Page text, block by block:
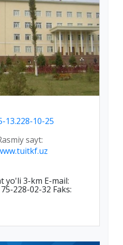
13.228-10-25
sayt:
yo'li 3-km E-mail:
228-02-32 Faks: